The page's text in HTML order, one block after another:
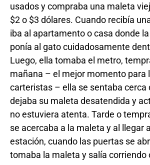
usados y compraba una maleta
$2 o $3 dólares. Cuando recibía
iba al apartamento o casa donde
ponía al gato cuidadosamente
Luego, ella tomaba el metro,
mañana – el mejor momento para
carteristas – ella se sentaba cerca
dejaba su maleta desatendida y
no estuviera atenta. Tarde o
se acercaba a la maleta y al llegar
estación, cuando las puertas se
tomaba la maleta y salía corriendo